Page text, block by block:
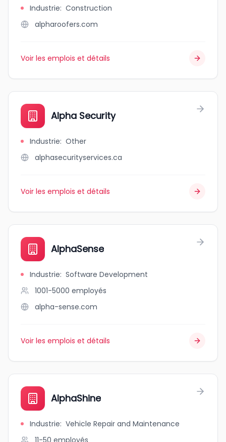
Industrie: Construction
alpharoofers.com
Voir les emplois et détails
Alpha Security
Industrie: Other
alphasecurityservices.ca
Voir les emplois et détails
AlphaSense
Industrie: Software Development
1001-5000 employés
alpha-sense.com
Voir les emplois et détails
AlphaShine
Industrie: Vehicle Repair and Maintenance
11-50 employés